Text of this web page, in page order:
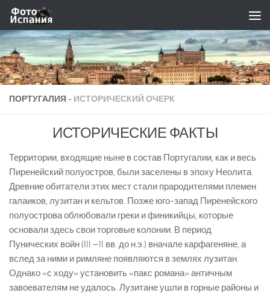
Skip to content
ПОРТУГАЛИЯ - ИСТОРИЧЕСКИЙ ОЧЕРК
ИСТОРИЧЕСКИЕ ФАКТЫ
Территории, входящие ныне в состав Португалии, как и весь
Пиренейский полуостров, были заселены в эпоху Неолита.
Древние обитатели этих мест стали прародителями племен
галаиков, лузитан и кельтов. Позже юго-запад Пиренейского
полуострова облюбовали греки и финикийцы, которые
основали здесь свои торговые колонии. В период
Пунических войн (III –II вв. до н.э.) вначале карфагеняне, а
вслед за ними и римляне появляются в землях лузитан.
Однако «с ходу» установить «пакс романа» античным
завоевателям не удалось. Лузитане ушли в горные районы и